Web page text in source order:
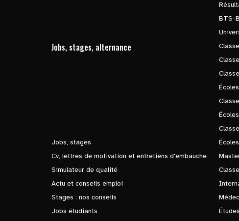
Jobs, stages, alternance
Jobs, stages
Cv, lettres de motivation et entretiens d'embauche
Simulateur de qualité
Actu et conseils emploi
Stages : nos conseils
Jobs étudiants
BTS-